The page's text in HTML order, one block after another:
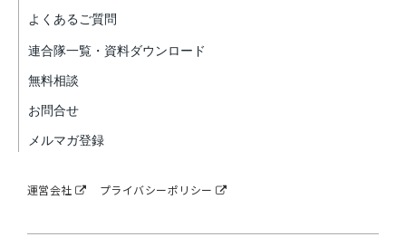
よくあるご質問
連合隊一覧・資料ダウンロード
無料相談
お問合せ
メルマガ登録
運営会社 プライバシーポリシー